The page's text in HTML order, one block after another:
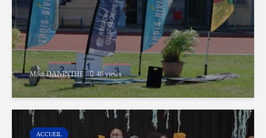
Mike DANINTHE 46 views
ACCUEIL